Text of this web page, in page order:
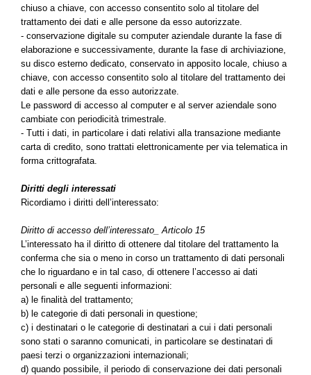
chiuso a chiave, con accesso consentito solo al titolare del
trattamento dei dati e alle persone da esso autorizzate.
- conservazione digitale su computer aziendale durante la fase di
elaborazione e successivamente, durante la fase di archiviazione,
su disco esterno dedicato, conservato in apposito locale, chiuso a
chiave, con accesso consentito solo al titolare del trattamento dei
dati e alle persone da esso autorizzate.
Le password di accesso al computer e al server aziendale sono
cambiate con periodicità trimestrale.
- Tutti i dati, in particolare i dati relativi alla transazione mediante
carta di credito, sono trattati elettronicamente per via telematica in
forma crittografata.
Diritti degli interessati
Ricordiamo i diritti dell’interessato:
Diritto di accesso dell’interessato_ Articolo 15
L’interessato ha il diritto di ottenere dal titolare del trattamento la
conferma che sia o meno in corso un trattamento di dati personali
che lo riguardano e in tal caso, di ottenere l’accesso ai dati
personali e alle seguenti informazioni:
a) le finalità del trattamento;
b) le categorie di dati personali in questione;
c) i destinatari o le categorie di destinatari a cui i dati personali
sono stati o saranno comunicati, in particolare se destinatari di
paesi terzi o organizzazioni internazionali;
d) quando possibile, il periodo di conservazione dei dati personali